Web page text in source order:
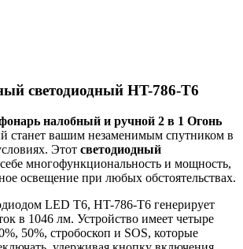
светодиодный HT-786-T6
налобный и ручной 2 в 1 Огонь
станет вашим незаменимым спутником в
Этот светодиодный
себе многофункциональность и мощность,
освещение при любых обстоятельствах.
LED T6, HT-786-T6 генерирует
в 1046 лм. Устройство имеет четыре
50%, стробоскоп и SOS, которые